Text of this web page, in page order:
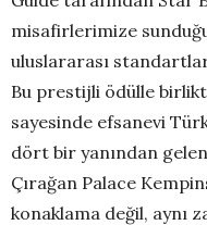
misafirlerimize
uluslararası
Bu prestijli ödülle
sayesinde efsanevi
dört bir yanından
Çırağan Palace
konaklama değil, aynı